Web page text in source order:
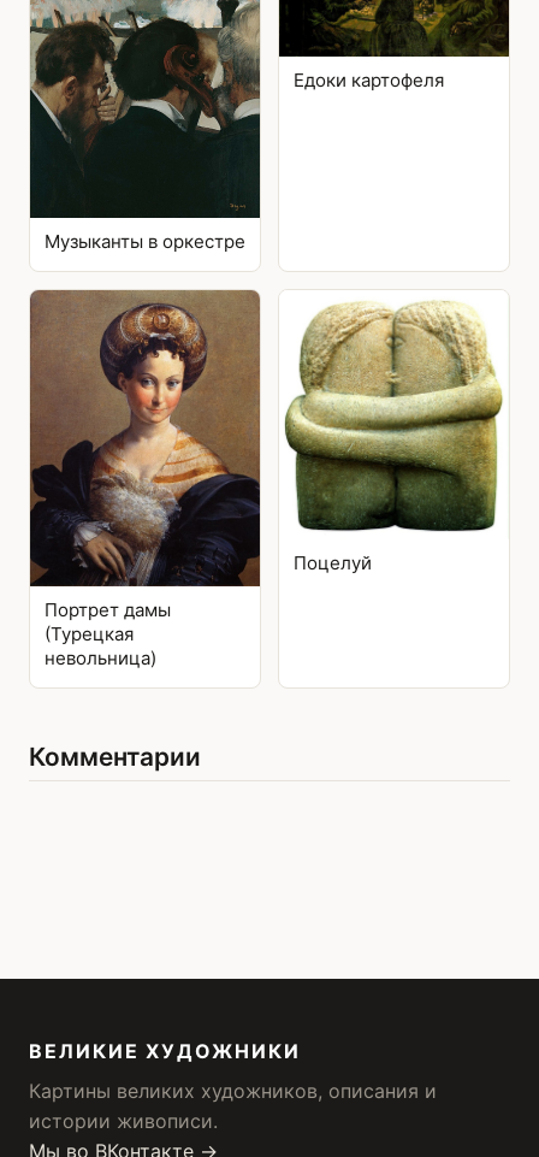
Музыканты в оркестре
Едоки картофеля
Портрет дамы
(Турецкая
невольница)
Поцелуй
Комментарии
ВЕЛИКИЕ ХУДОЖНИКИ
Картины великих художников, описания и
истории живописи.
Мы во ВКонтакте →